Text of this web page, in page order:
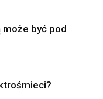
może być pod